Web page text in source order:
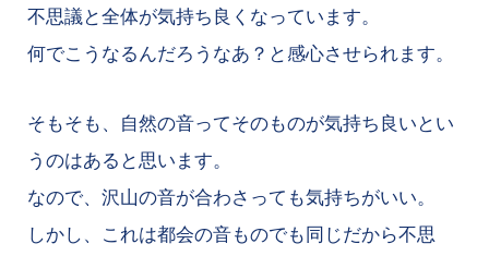
不思議と全体が気持ち良くなっています。
何でこうなるんだろうなあ？と感心させられます。
そもそも、自然の音ってそのものが気持ち良いとい
うのはあると思います。
なので、沢山の音が合わさっても気持ちがいい。
しかし、これは都会の音ものでも同じだから不思